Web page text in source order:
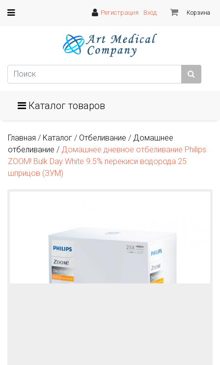
Регистрация Вход Корзина
Каталог товаров
Главная / Каталог / Отбеливание / Домашнее
отбеливание / Домашнее дневное отбеливание Philips
ZOOM! Bulk Day White 9.5% перекиси водорода 25
шприцов (ЗУМ)